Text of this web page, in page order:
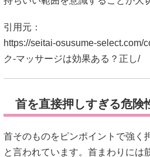
首そのものをピンポイントで強く
と言われています。首まわりには
管も集中しているためです。
るようです。そのため、首よりも
くゆるめる考え方が紹介されるこ
を攻めるより、周辺から整えるほ
われています。